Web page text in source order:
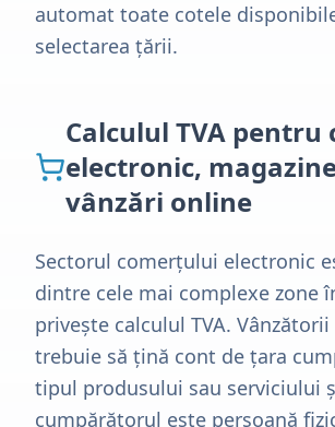
automat toate cotele
selectarea țării.
Calculul TVA pentru
electronic,
vânzări online
Sectorul comerțului electronic
dintre cele mai complexe zone
privește calculul TVA.
trebuie să țină cont de țara
tipul produsului sau serviciului
cumpărătorul este persoană